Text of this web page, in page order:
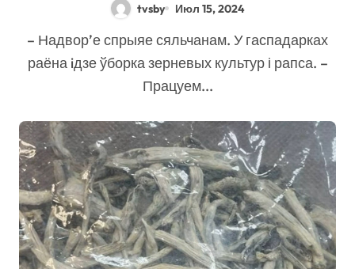
tvsby Июл 15, 2024
– Надвор’е спрыяе сяльчанам. У гаспадарках
раёна iдзе ўборка зерневых культур і рапса. –
Працуем...